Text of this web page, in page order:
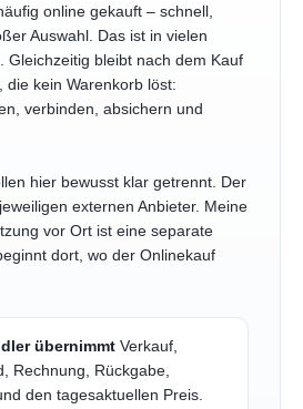
online gekauft – schnell,
Auswahl. Das ist in vielen
Gleichzeitig bleibt nach dem Kauf
die kein Warenkorb löst:
verbinden, absichern und
hier bewusst klar getrennt. Der
externen Anbieter. Meine
vor Ort ist eine separate
dort, wo der Onlinekauf
übernimmt Verkauf,
Rechnung, Rückgabe,
den tagesaktuellen Preis.